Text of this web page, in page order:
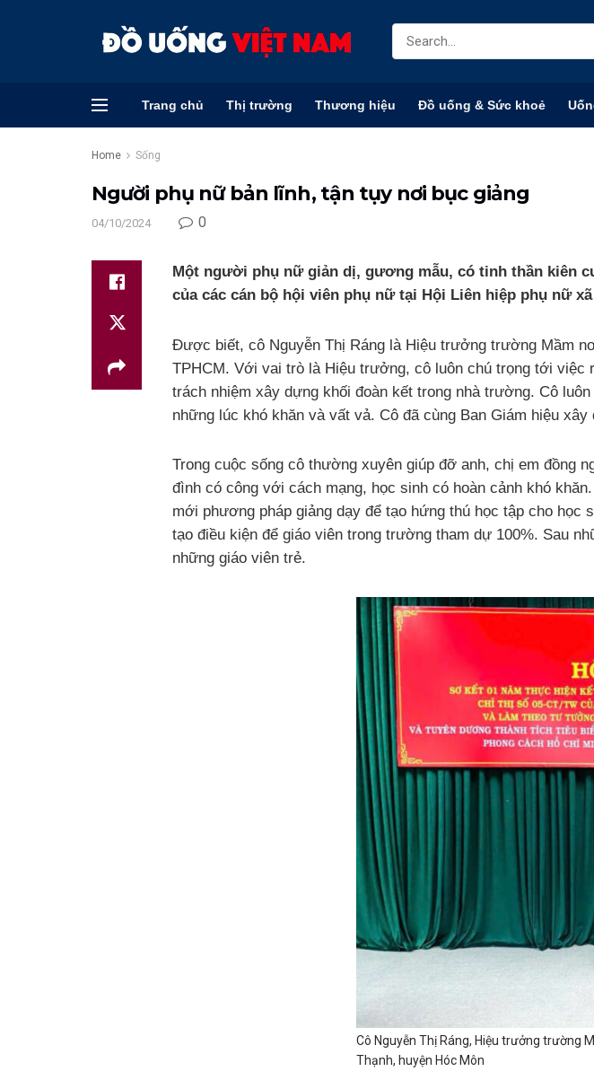
Trang chủ Thị trường Thương hiệu Đồ uống & Sức khoẻ
Home Sống
Người phụ nữ bản lĩnh, tận tụy nơi bục giảng
04/10/2024 0
Một người phụ nữ giản dị, gương mẫu, có tinh thần kiên
của các cán bộ hội viên phụ nữ tại Hội Liên hiệp phụ nữ
Được biết, cô Nguyễn Thị Ráng là Hiệu trưởng trường Mầm
TPHCM. Với vai trò là Hiệu trưởng, cô luôn chú trọng tới việc
trách nhiệm xây dựng khối đoàn kết trong nhà trường. Cô
những lúc khó khăn và vất vả. Cô đã cùng Ban Giám hiệu
Trong cuộc sống cô thường xuyên giúp đỡ anh, chị em đồng
đình có công với cách mạng, học sinh có hoàn cảnh khó
mới phương pháp giảng dạy để tạo hứng thú học tập cho
tạo điều kiện để giáo viên trong trường tham dự 100%. Sau
những giáo viên trẻ.
Cô Nguyễn Thị Ráng, Hiệu trưởng trường
Thạnh, huyện Hóc Môn